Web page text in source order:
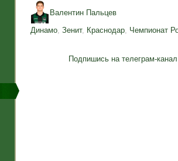
Валентин Пальцев
Динамо, Зенит, Краснодар, Чемпионат
Подпишись на телеграм-